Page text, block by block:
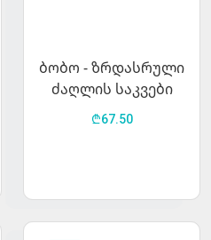
ბობო - ზრდასრული
ძაღლის საკვები
(საქონლის ხორცი)
₾67.50